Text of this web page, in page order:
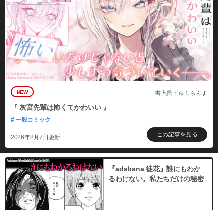
NEW 書店員：らふらんす
『 灰宮先輩は怖くてかわいい 』
# 一般コミック
2026年8月7日更新 この記事を見る
『adabana 徒花』誰にもわか
るわけない。私たちだけの秘密